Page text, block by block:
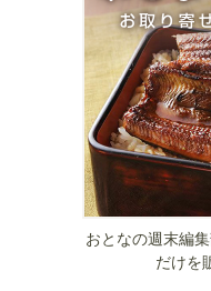
おとなの週末編
だけを